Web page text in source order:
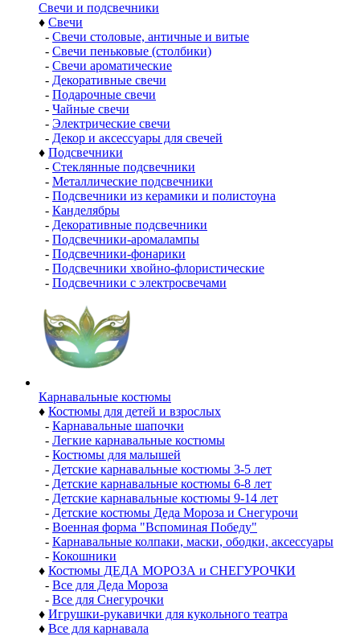
Свечи и подсвечники
♦ Свечи
- Свечи столовые, античные и витые
- Свечи пеньковые (столбики)
- Свечи ароматические
- Декоративные свечи
- Подарочные свечи
- Чайные свечи
- Электрические свечи
- Декор и аксессуары для свечей
♦ Подсвечники
- Стеклянные подсвечники
- Металлические подсвечники
- Подсвечники из керамики и полистоуна
- Канделябры
- Декоративные подсвечники
- Подсвечники-аромалампы
- Подсвечники-фонарики
- Подсвечники хвойно-флористические
- Подсвечники с электросвечами
Карнавальные костюмы
♦ Костюмы для детей и взрослых
- Карнавальные шапочки
- Легкие карнавальные костюмы
- Костюмы для малышей
- Детские карнавальные костюмы 3-5 лет
- Детские карнавальные костюмы 6-8 лет
- Детские карнавальные костюмы 9-14 лет
- Детские костюмы Деда Мороза и Снегурочи
- Военная форма "Вспоминая Победу"
- Карнавальные колпаки, маски, ободки, аксессуары
- Кокошники
♦ Костюмы ДЕДА МОРОЗА и СНЕГУРОЧКИ
- Все для Деда Мороза
- Все для Снегурочки
♦ Игрушки-рукавички для кукольного театра
♦ Все для карнавала